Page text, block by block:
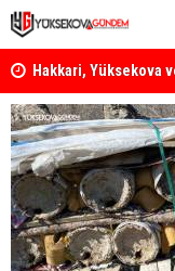
Yüksekova Ziraat
Çağrısı